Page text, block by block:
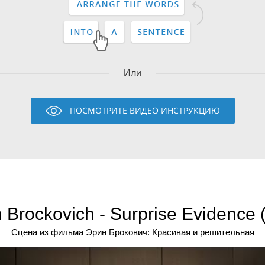
Или
ПОСМОТРИТЕ ВИДЕО ИНСТРУКЦИЮ
Brockovich - Surprise Evidence
Сцена из фильма Эрин Брокович: Красивая и решительная